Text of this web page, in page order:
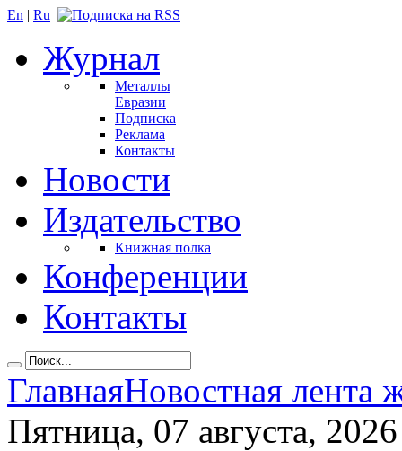
En | Ru
Журнал
Металлы
Евразии
Подписка
Реклама
Контакты
Новости
Издательство
Книжная полка
Конференции
Контакты
ГлавнаяНовостная лента
Пятница, 07 августа, 2026